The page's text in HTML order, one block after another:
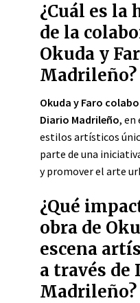
¿Cuál es la
de la
Okuda y
Madrileño?
Okuda y Faro
Diario Madrileño, en
estilos artísticos
parte de una
y promover el arte
¿Qué
obra de
escena
a través de
Madrileño?